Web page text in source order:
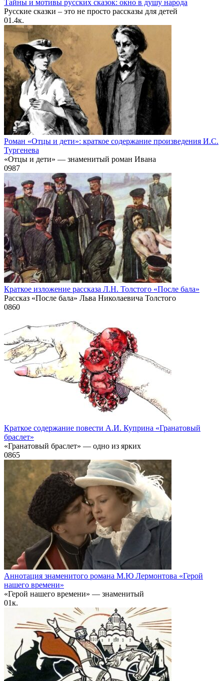
Тайны и мотивы русских сказок: окно в душу народа
Русские сказки – это не просто рассказы для детей
01.4к.
Роман «Отцы и дети»: краткое содержание произведения И.С.
Тургенева
«Отцы и дети» — знаменитый роман Ивана
0987
Краткое изложение рассказа Л.Н. Толстого «После бала»
Рассказ «После бала» Льва Николаевича Толстого
0860
Краткое содержание повести А.И. Куприна «Гранатовый
браслет»
«Гранатовый браслет» — одно из ярких
0865
Аннотация знаменитого романа М.Ю Лермонтова «Герой
нашего времени»
«Герой нашего времени» — знаменитый
01к.